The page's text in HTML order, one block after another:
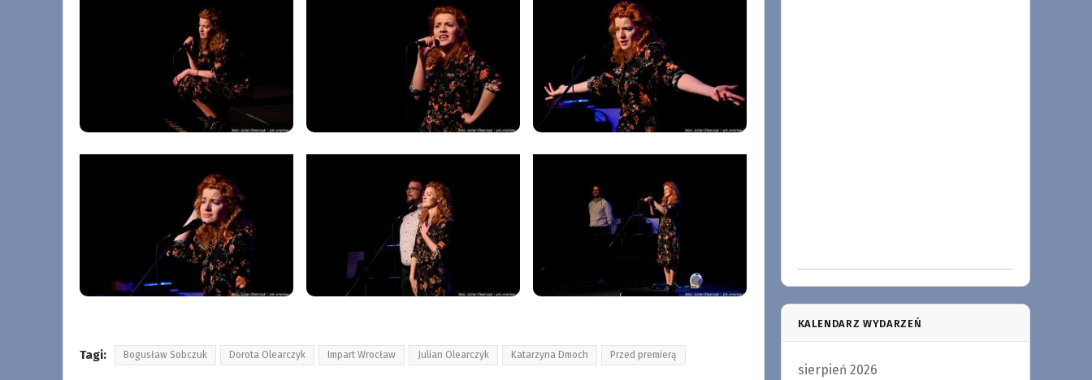
Tagi: Bogusław Sobczuk Dorota Olearczyk Impart Wrocław Julian Olearczyk Katarzyna Dmoch Przed premierą
KALENDARZ WYDARZEŃ
sierpień 2026